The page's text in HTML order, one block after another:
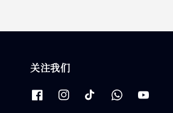
关注我们